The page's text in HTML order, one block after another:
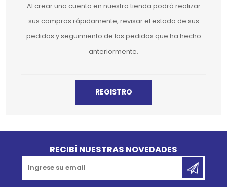
Al crear una cuenta en nuestra tienda podrá realizar
sus compras rápidamente, revisar el estado de sus
pedidos y seguimiento de los pedidos que ha hecho
anteriormente.
RECIBÍ NUESTRAS NOVEDADES